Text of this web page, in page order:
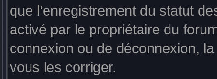
que l’enregistrement du statut
activé par le propriétaire du
connexion ou de déconnexion,
vous les corriger.